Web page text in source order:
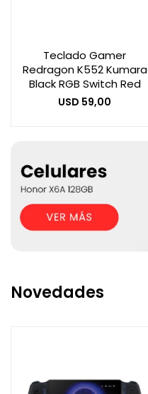
Teclado Gamer
Redragon K552 Kumara
Black RGB Switch Red
USD 59,00
Novedades